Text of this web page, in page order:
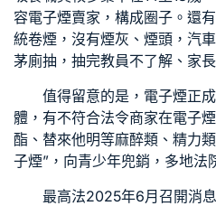
容電子煙賣家，構成圈子。還
統卷煙，沒有煙灰、煙頭， 汽
茅廁抽，抽完教員不了解、家
值得留意的是，電子煙正
體，有不符合法令商家在電子
酯、替來他明等麻醉類、精力
子煙”，向青少年兜銷，多地法
最高法2025年6月召開消